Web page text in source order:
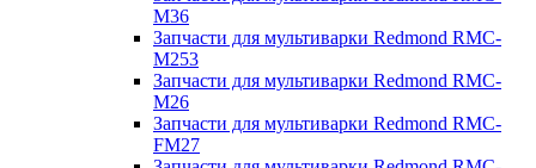
M36
Запчасти для мультиварки Redmond RMC-
M253
Запчасти для мультиварки Redmond RMC-
M26
Запчасти для мультиварки Redmond RMC-
FM27